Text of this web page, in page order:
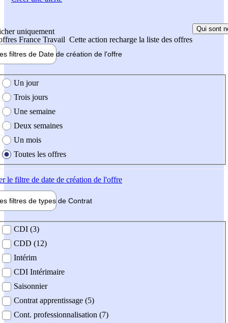
uniquement
France Travail Cette action recharge la liste des offres
Qui sont
filtres de Date de création de l'offre
création de l'offre
Un jour
Trois jours
Une semaine
Deux semaines
Un mois
Toutes les offres
le filtre de date de création de l'offre
filtres de types de Contrat
contrat
CDI (3)
CDD (12)
Intérim
CDI Intérimaire
Saisonnier
Contrat apprentissage (5)
Cont. professionnalisation (7)